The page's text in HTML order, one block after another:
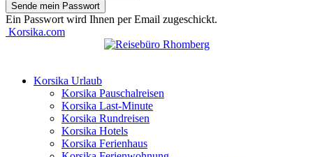
Ein Passwort wird Ihnen per Email zugeschickt.
Korsika.com
Korsika Urlaub
Korsika Pauschalreisen
Korsika Last-Minute
Korsika Rundreisen
Korsika Hotels
Korsika Ferienhaus